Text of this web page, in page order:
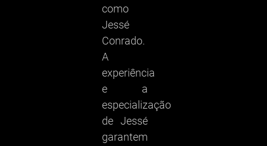
como
Jessé
Conrado.
A
experiência
e a
especialização
de Jessé
garantem